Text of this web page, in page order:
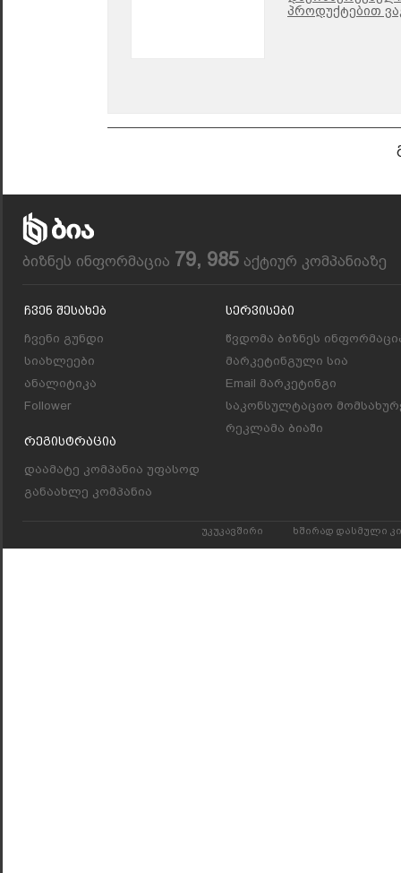
პროდუქტებით
ბიზნეს ინფორმაცია 79, 985 აქტიურ კომპანიაზე
Ჩვენ Შესახებ
ჩვენი გუნდი
სიახლეები
ანალიტიკა
Follower
Რეგისტრაცია
დაამატე კომპანია უფასოდ
განაახლე კომპანია
Სერვისები
წვდომა ბიზნეს
მარკეტინგული სია
Email მარკეტინგი
საკონსულტაციო
რეკლამა ბიაში
უკუკავშირი ხშირად დასმული